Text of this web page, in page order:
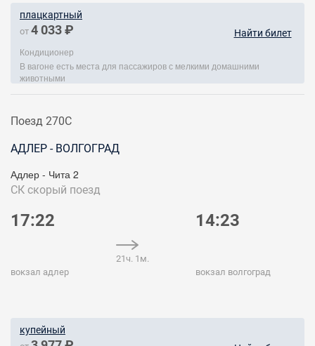
плацкартный
от 4 033 ₽ Найти билет
Кондиционер
В вагоне есть места для пассажиров с мелкими домашними
животными
Поезд 270С
АДЛЕР - ВОЛГОГРАД
Адлер - Чита 2
СК скорый поезд
17:22
вокзал адлер
21ч. 1м.
14:23
вокзал волгоград
купейный